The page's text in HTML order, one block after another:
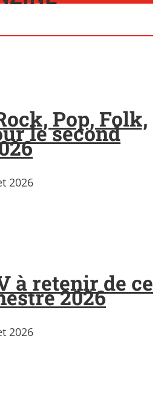
Pop, Folk,
le second
2026
à retenir de ce
2026
2026